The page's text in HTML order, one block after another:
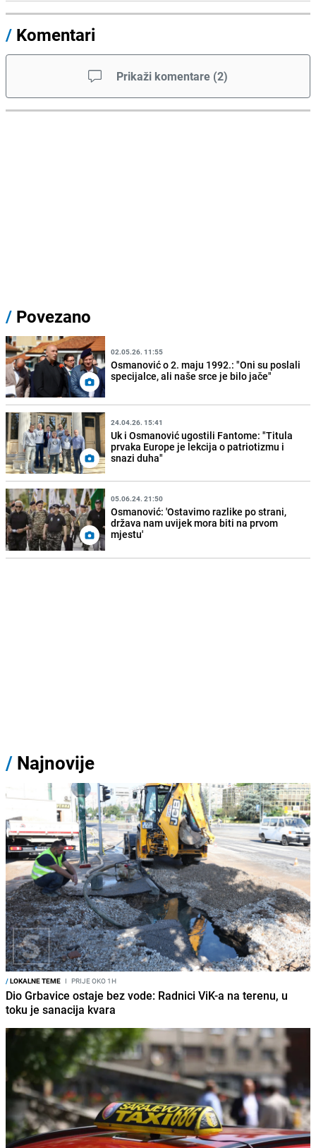
/ Komentari
Prikaži komentare (2)
/ Povezano
02.05.26. 11:55
Osmanović o 2. maju 1992.: "Oni su poslali
specijalce, ali naše srce je bilo jače"
24.04.26. 15:41
Uk i Osmanović ugostili Fantome: "Titula
prvaka Europe je lekcija o patriotizmu i
snazi duha"
05.06.24. 21:50
Osmanović: 'Ostavimo razlike po strani,
država nam uvijek mora biti na prvom
mjestu'
/ Najnovije
/LOKALNE TEME I PRIJE OKO 1H
Dio Grbavice ostaje bez vode: Radnici ViK-a na terenu, u
toku je sanacija kvara